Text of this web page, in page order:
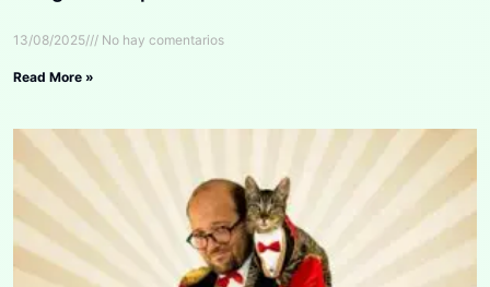
13/08/2025 No hay comentarios
Read More »